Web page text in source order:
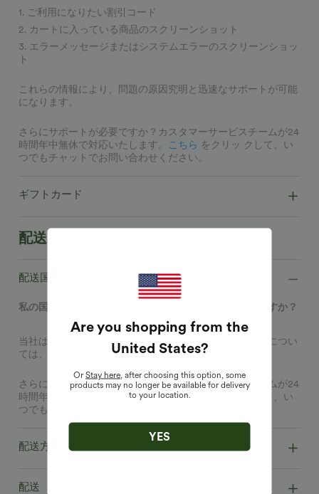
1. ご利用になりたい割引コード
2. カートに入っている商品のスクリーンショット
3. エラーメッセージまたはシステムエラーのスクリーンショッ
ト
これらの情報により、問題の原因究明と迅速なサポートが可能
になります。
さらにサポートが必要ですか？カスタマーサービスチームが24
時間年中無休で対応いたします。
こちら をクリッ クして、い
つでもチャットでお問い合わせください。
ギフトカード
配送と追跡
配送国/地域
私の国に発送できますか？配送先に関する制限はありますか？
当社は多数の国と地域に発送しています。現在の配送先につい
ては、こちらをご覧ください。
さらにサポートが必要ですか？カスタマーサービスチームが24
時間年中無休で対応いたします。こちら
をクリッ クして、い
つでもチャットでお問い合わせください。
配送方法/時間/費用
配送
Are you shopping from the
United States?
Or Stay here , after choosing this option, some
products may no longer be available for delivery
to your location.
YES